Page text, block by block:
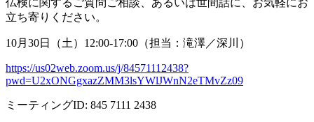
立ち寄りください。
10月 30日（土） 12:00-17:00 （担当：滝澤／深川）
https://us02web.zoom.us/j/84571112438?
pwd=U2xONGgxazZMM3lsYWlJWnN2eTMvZz09
ミーティングID: 845 7111 2438